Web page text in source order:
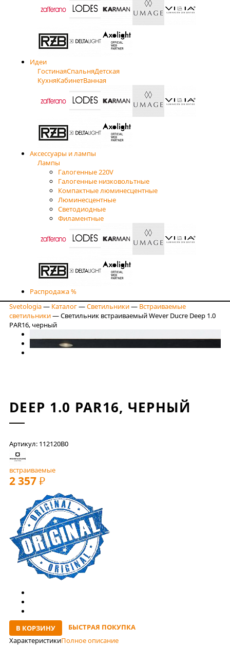
Идеи
ГостинаяСпальняДетская
КухняКабинетВанная
Аксессуары и лампы
Лампы
Галогенные 220V
Галогенные низковольтные
Компактные люминесцентные
Люминесцентные
Светодиодные
Филаментные
Распродажа %
Svetologia— Каталог—Светильники— Встраиваемые
светильники—Светильник встраиваемый Wever Ducre Deep 1.0
PAR16, черный
DEEP 1.0 PAR16, ЧЕРНЫЙ
Артикул: 112120B0
встраиваемые
2 357 РУБ
В КОРЗИНУ
БЫСТРАЯ ПОКУПКА
ХарактеристикиПолное описание